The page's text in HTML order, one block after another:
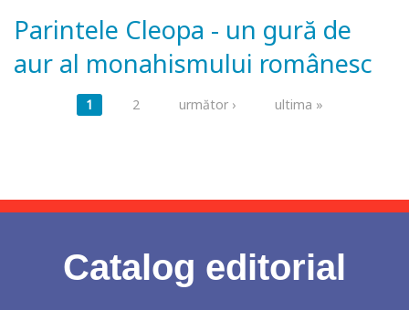
Parintele Cleopa - un gură de
aur al monahismului românesc
Pagini1 2 următor › ultima »
Catalog editorial